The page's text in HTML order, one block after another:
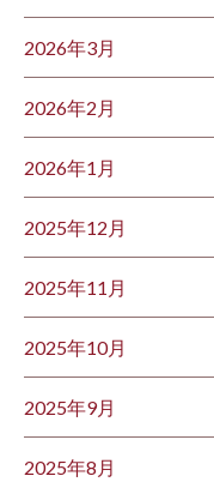
2026年3月
2026年2月
2026年1月
2025年12月
2025年11月
2025年10月
2025年9月
2025年8月